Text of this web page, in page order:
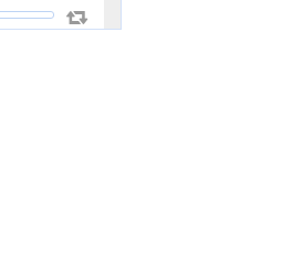
00:00